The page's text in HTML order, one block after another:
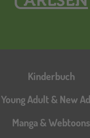
Kinderbuch
Young Adult & New
Manga & Webtoons